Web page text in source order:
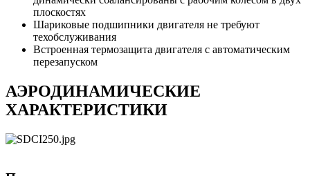
плоскостях
Шариковые подшипники двигателя не требуют
техобслуживания
Встроенная термозащита двигателя с автоматическим
перезапуском
АЭРОДИНАМИЧЕСКИЕ
ХАРАКТЕРИСТИКИ